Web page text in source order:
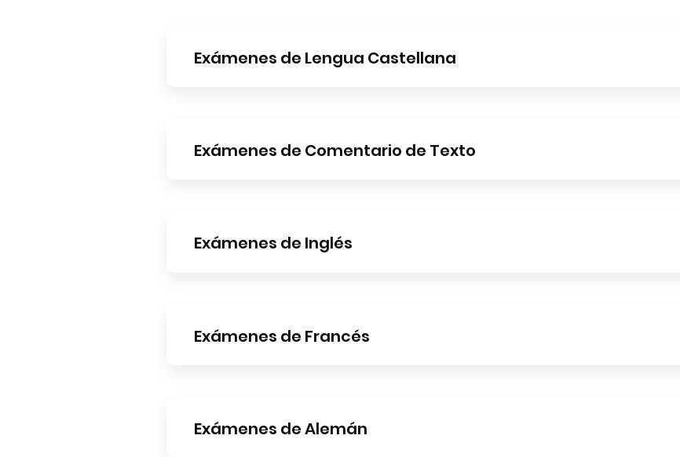
Exámenes de Lengua Castellana
Exámenes de Comentario de Texto
Exámenes de Inglés
Exámenes de Francés
Exámenes de Alemán